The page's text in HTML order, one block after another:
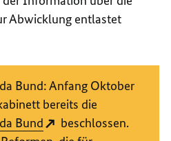
Abwicklung entlastet
Bund: Anfang Oktober
bereits die
Bund
beschlossen.